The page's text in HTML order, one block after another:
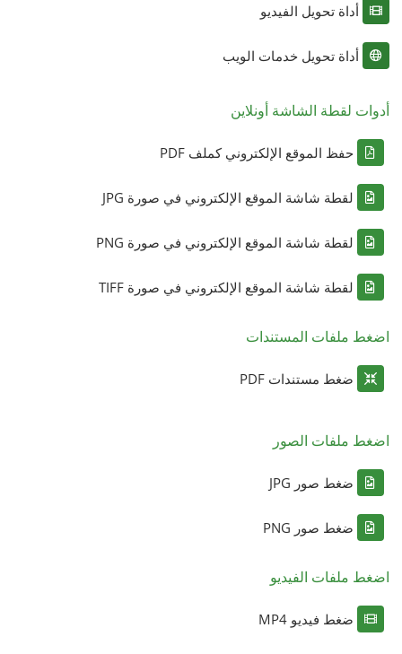
أداة تحويل الفيديو
أداة تحويل خدمات الويب
أدوات لقطة الشاشة أونلاين
حفظ الموقع الإلكتروني كملف PDF
لقطة شاشة الموقع الإلكتروني في صورة JPG
لقطة شاشة الموقع الإلكتروني في صورة PNG
لقطة شاشة الموقع الإلكتروني في صورة TIFF
اضغط ملفات المستندات
ضغط مستندات PDF
اضغط ملفات الصور
ضغط صور JPG
ضغط صور PNG
اضغط ملفات الفيديو
ضغط فيديو MP4